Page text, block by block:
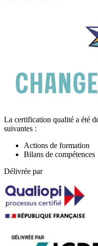
La certification qualité a été
suivantes :
Actions de formation
Bilans de compétences
Délivrée par